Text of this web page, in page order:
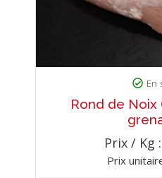
En
Rond de Noix
Prix / Kg :
Prix